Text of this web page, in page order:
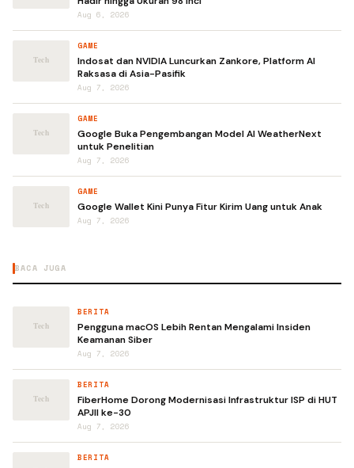
Aug 6, 2026
GAME
Indosat dan NVIDIA Luncurkan Zankore, Platform AI
Raksasa di Asia-Pasifik
Aug 7, 2026
GAME
Google Buka Pengembangan Model AI WeatherNext
untuk Penelitian
Aug 7, 2026
GAME
Google Wallet Kini Punya Fitur Kirim Uang untuk Anak
Aug 7, 2026
BACA JUGA
BERITA
Pengguna macOS Lebih Rentan Mengalami Insiden
Keamanan Siber
Aug 7, 2026
BERITA
FiberHome Dorong Modernisasi Infrastruktur ISP di HUT
APJII ke-30
Aug 7, 2026
BERITA